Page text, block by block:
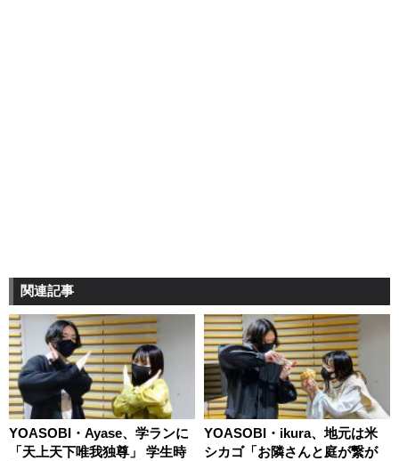
関連記事
YOASOBI・Ayase、学ランに
「天上天下唯我独尊」 学生時
YOASOBI・ikura、地元は米
シカゴ「お隣さんと庭が繋が